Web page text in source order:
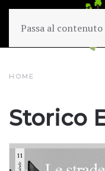
Passa al
HOME
Storico